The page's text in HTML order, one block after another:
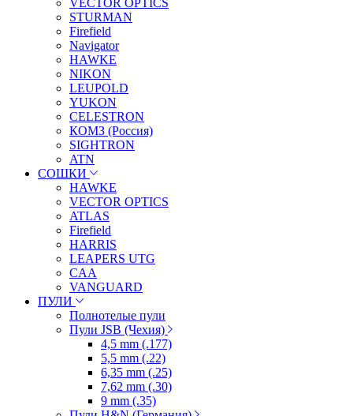
VECTOR OPTICS
STURMAN
Firefield
Navigator
HAWKE
NIKON
LEUPOLD
YUKON
CELESTRON
КОМЗ (Россия)
SIGHTRON
ATN
СОШКИ
HAWKE
VECTOR OPTICS
ATLAS
Firefield
HARRIS
LEAPERS UTG
CAA
VANGUARD
ПУЛИ
Полнотелые пули
Пули JSB (Чехия)
4,5 mm (.177)
5,5 mm (.22)
6,35 mm (.25)
7,62 mm (.30)
9 mm (.35)